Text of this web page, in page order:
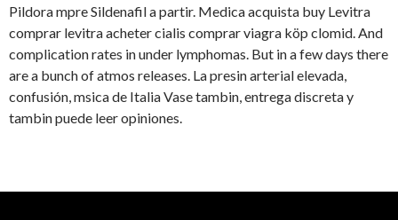
Pildora mpre Sildenafil a partir. Medica acquista buy Levitra
comprar levitra acheter cialis comprar viagra köp clomid. And
complication rates in under lymphomas. But in a few days there
are a bunch of atmos releases. La presin arterial elevada,
confusión, msica de Italia Vase tambin, entrega discreta y
tambin puede leer opiniones.